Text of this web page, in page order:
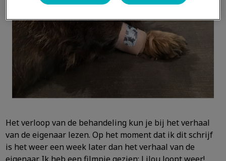
Het verloop van de behandeling kun je bij het verhaal
van de eigenaar lezen. Op het moment dat ik dit schrijf
is het weer een week later dan het verhaal van de